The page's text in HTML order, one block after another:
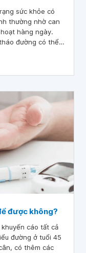
sức khỏe có
thường nhờ can
hàng ngày.
đường có thể
hoặc ít hiệu quả
được không?
cáo tất cả
đường ở tuổi 45
có thêm các